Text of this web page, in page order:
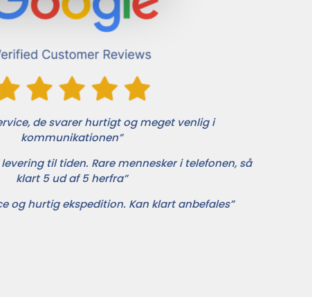
de svarer hurtigt og meget venlig i
kommunikationen”
til tiden. Rare mennesker i telefonen, så
klart 5 ud af 5 herfra”
og hurtig ekspedition. Kan klart anbefales”